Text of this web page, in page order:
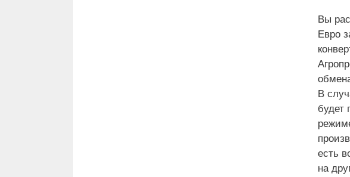
Вы
Евро
В
будет
есть
на